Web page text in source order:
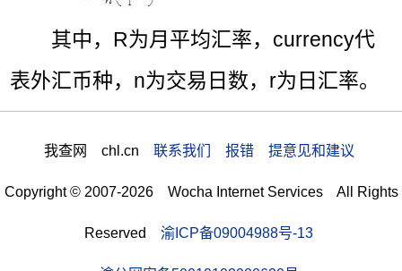
其中，R为月平均汇率，currency代
表外汇币种，n为交易日数，r为日汇率。
我查网 chl.cn 联系我们 报错 提意见和建议
Copyright © 2007-2026 Wocha Internet Services All Rights
Reserved 渝ICP备09004988号-13